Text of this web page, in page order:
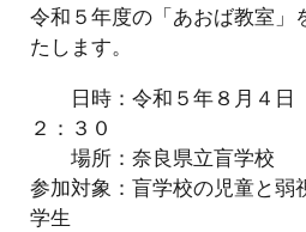
令和５年度の「あおば教室」
たします。
日時：令和５年８月４日
２：３０
場所：奈良県立盲学校
参加対象：盲学校の児童と弱
学生